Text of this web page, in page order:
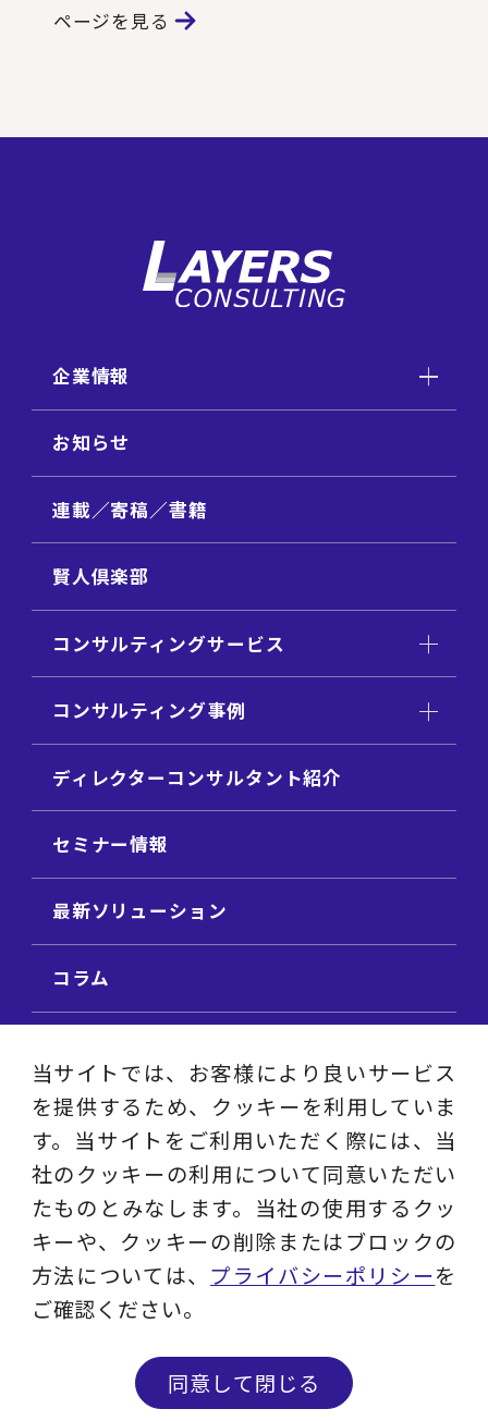
ページを見る
企業情報
お知らせ
連載／寄稿／書籍
賢人倶楽部
コンサルティングサービス
コンサルティング事例
ディレクターコンサルタント紹介
セミナー情報
最新ソリューション
コラム
ビジネステーマ解説集
動画ライブラリ
採用サイト
プライバシーポリシー
ソーシャルメディアアカウントポリシー
© 2023 - 2026 Layers Consulting Co., Ltd.
当サイトでは、お客様により良いサービス
を提供するため、クッキーを利用していま
す。当サイトをご利用いただく際には、当
社のクッキーの利用について同意いただい
たものとみなします。当社の使用するクッ
キーや、クッキーの削除またはブロックの
方法については、 プライバシーポリシーを
ご確認ください。
同意して閉じる